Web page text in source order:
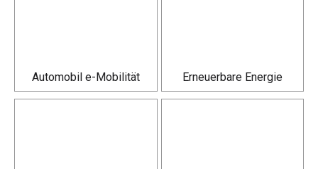
Automobil e-Mobilität Erneuerbare Energie